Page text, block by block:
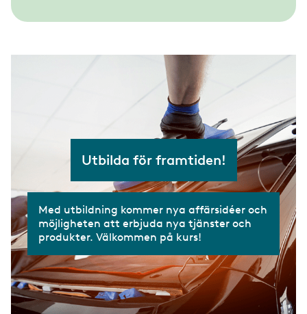
Utbilda för framtiden!
Med utbildning kommer nya affärsidéer och
möjligheten att erbjuda nya tjänster och
produkter. Välkommen på kurs!